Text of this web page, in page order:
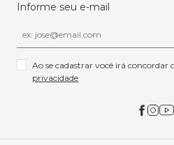
Informe seu e-mail
Ao se cadastrar você irá concordar
privacidade